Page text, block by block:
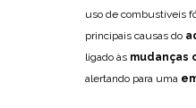
uso de combustíveis
principais causas do
ligado às mudanças
alertando para uma